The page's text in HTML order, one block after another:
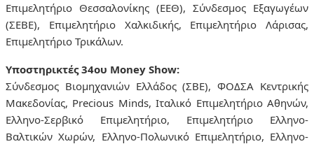
Επιμελητήριο Θεσσαλονίκης (ΕΕΘ), Σύνδεσμος Εξαγωγέων
(ΣΕΒΕ), Επιμελητήριο Χαλκιδικής, Επιμελητήριο Λάρισας,
Επιμελητήριο Τρικάλων.
Υποστηρικτές 34ου Money Show:
Σύνδεσμος Βιομηχανιών Ελλάδος (ΣΒΕ), ΦΟΔΣΑ Κεντρικής
Μακεδονίας, Precious Minds, Ιταλικό Επιμελητήριο Αθηνών,
Ελληνο-Σερβικό Επιμελητήριο, Επιμελητήριο Ελληνο-
Βαλτικών Χωρών, Ελληνο-Πολωνικό Επιμελητήριο, Ελληνο-